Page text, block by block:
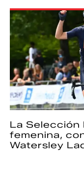
La Selección
femenina,
Watersley